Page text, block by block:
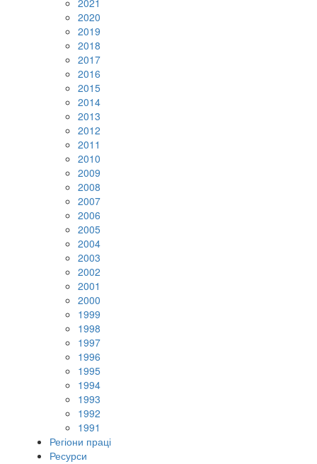
2021
2020
2019
2018
2017
2016
2015
2014
2013
2012
2011
2010
2009
2008
2007
2006
2005
2004
2003
2002
2001
2000
1999
1998
1997
1996
1995
1994
1993
1992
1991
Регіони праці
Ресурси